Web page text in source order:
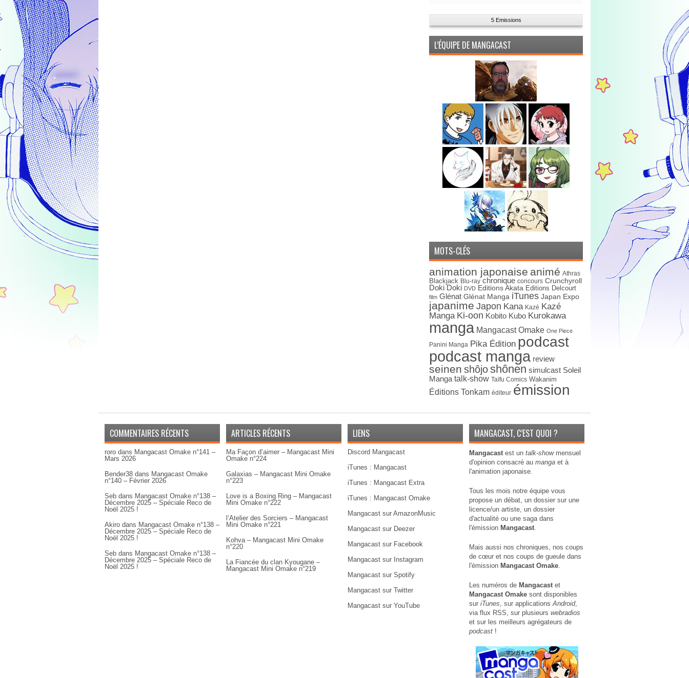
5 Emissions
L’ÉQUIPE DE MANGACAST
MOTS-CLÉS
animation japonaise animé Athras
Blackjack Blu-ray chronique concours Crunchyroll
Doki Doki DVD Editions Akata Editions Delcourt
film Glénat Glénat Manga iTunes Japan Expo
japanime Japon Kana Kazé Kazé
Manga Ki-oon Kobito Kubo Kurokawa
manga Mangacast Omake One Piece
Panini Manga Pika Édition podcast
podcast manga review
seinen shôjoshônen simulcast Soleil
Manga talk-show Taïfu Comics Wakanim
Éditions Tonkam éditeur émission
COMMENTAIRES RÉCENTS
roro dans Mangacast Omake n°141 –
Mars 2026
Bender38 dans Mangacast Omake
n°140 – Février 2026
Seb dans Mangacast Omake n°138 –
Décembre 2025 – Spéciale Reco de
Noël 2025 !
Akiro dans Mangacast Omake n°138 –
Décembre 2025 – Spéciale Reco de
Noël 2025 !
Seb dans Mangacast Omake n°138 –
Décembre 2025 – Spéciale Reco de
Noël 2025 !
ARTICLES RÉCENTS
Ma Façon d’aimer – Mangacast Mini
Omake n°224
Galaxias – Mangacast Mini Omake
n°223
Love is a Boxing Ring – Mangacast
Mini Omake n°222
l’Atelier des Sorciers – Mangacast
Mini Omake n°221
Kohva – Mangacast Mini Omake
n°220
La Fiancée du clan Kyougane –
Mangacast Mini Omake n°219
LIENS
Discord Mangacast
iTunes : Mangacast
iTunes : Mangacast Extra
iTunes : Mangacast Omake
Mangacast sur AmazonMusic
Mangacast sur Deezer
Mangacast sur Facebook
Mangacast sur Instagram
Mangacast sur Spotify
Mangacast sur Twitter
Mangacast sur YouTube
MANGACAST, C’EST QUOI ?
Mangacastest un talk-showmensuel
d'opinion consacré au manga et à
l'animation japonaise.
Tous les mois notre équipe vous
propose un débat, un dossier sur une
licence/un artiste, un dossier
d'actualité ou une saga dans
l'émission Mangacast.
Mais aussi nos chroniques, nos coups
de cœur et nos coups de gueule dans
l'émission Mangacast Omake.
Les numéros de Mangacastet
Mangacast Omake sont disponibles
sur iTunes, sur applicationsAndroid,
via flux RSS, sur plusieurs webradios
et sur les meilleurs agrégateurs de
podcast !